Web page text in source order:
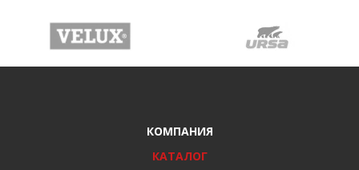
КОМПАНИЯ
КАТАЛОГ